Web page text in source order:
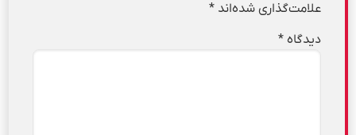
علامت‌گذاری شده‌اند *
دیدگاه *